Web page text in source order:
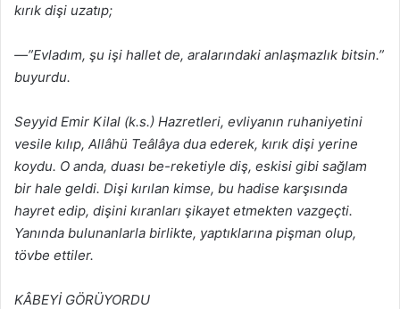
kırık dişi uzatıp;
—”Evladım, şu işi hallet de, aralarındaki anlaşmazlık bitsin.”
buyurdu.
Seyyid Emir Kilal (k.s.) Hazretleri, evliyanın ruhaniyetini
vesile kılıp, Allâhü Teâlâya dua ederek, kırık dişi yerine
koydu. O anda, duası be-reketiyle diş, eskisi gibi sağlam
bir hale geldi. Dişi kırılan kimse, bu hadise karşısında
hayret edip, dişini kıranları şikayet etmekten vazgeçti.
Yanında bulunanlarla birlikte, yaptıklarına pişman olup,
tövbe ettiler.
KÂBEYİ GÖRÜYORDU